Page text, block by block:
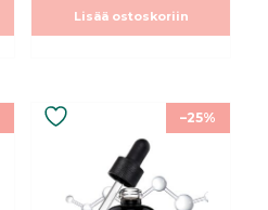
Lisää ostoskoriin
–25%